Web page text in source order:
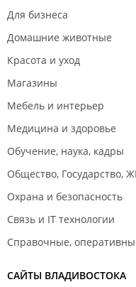
Для бизнеса
Домашние животные
Красота и уход
Магазины
Мебель и интерьер
Медицина и здоровье
Обучение, наука, кадры
Общество, Государство,
Охрана и безопасность
Связь и IT технологии
Справочные,
САЙТЫ ВЛАДИВОСТОКА